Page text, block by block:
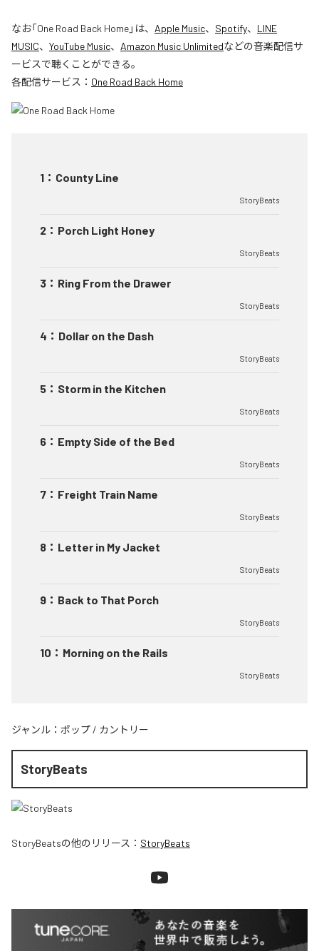
なお「One Road Back Home」は、 Apple Music、 Spotify、 LINE
MUSIC、 YouTube Music、 Amazon Music Unlimitedなどの音楽配信サ
ービスで聴くことができる。
各配信サービス： One Road Back Home
1 ： County Line
StoryBeats
2 ： Porch Light Honey
StoryBeats
3 ： Ring From the Drawer
StoryBeats
4 ： Dollar on the Dash
StoryBeats
5 ： Storm in the Kitchen
StoryBeats
6 ： Empty Side of the Bed
StoryBeats
7 ： Freight Train Name
StoryBeats
8 ： Letter in My Jacket
StoryBeats
9 ： Back to That Porch
StoryBeats
10 ： Morning on the Rails
StoryBeats
ジャンル： ポップ / カントリー
StoryBeats
StoryBeatsの他のリリース： StoryBeats